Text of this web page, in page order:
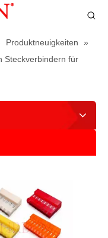
Produktneuigkeiten
»
Steckverbindern für